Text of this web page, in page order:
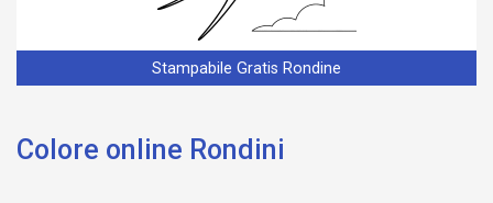
Stampabile Gratis Rondine
Colore online Rondini